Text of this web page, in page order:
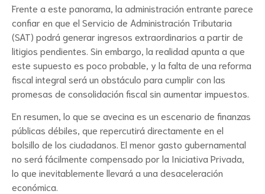
Frente a este panorama, la administración entrante parece
confiar en que el Servicio de Administración Tributaria
(SAT) podrá generar ingresos extraordinarios a partir de
litigios pendientes. Sin embargo, la realidad apunta a que
este supuesto es poco probable, y la falta de una reforma
fiscal integral será un obstáculo para cumplir con las
promesas de consolidación fiscal sin aumentar impuestos.
En resumen, lo que se avecina es un escenario de finanzas
públicas débiles, que repercutirá directamente en el
bolsillo de los ciudadanos. El menor gasto gubernamental
no será fácilmente compensado por la Iniciativa Privada,
lo que inevitablemente llevará a una desaceleración
económica.